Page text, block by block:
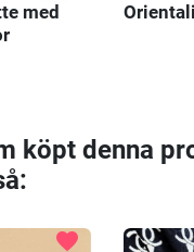
med
köpt denna
favorite